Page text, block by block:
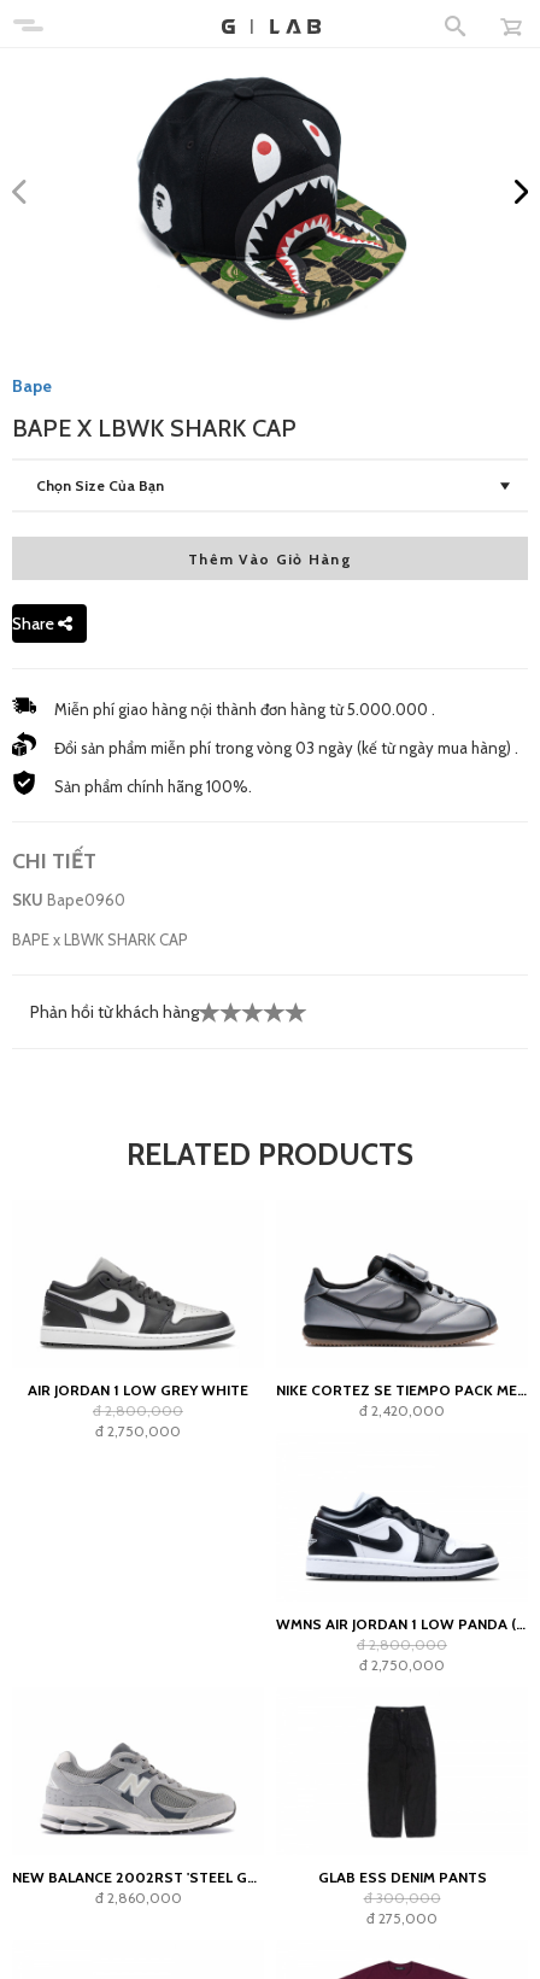
Bape
BAPE X LBWK SHARK CAP
Chọn Size Của Bạn
5,390,000 đ
Free Size - New
Thêm Vào Giỏ Hàng
Share
Miễn phí giao hàng nội thành đơn hàng từ 5.000.000 .
Đổi sản phẩm miễn phí trong vòng 03 ngày (kế từ ngày mua hàng) .
Sản phẩm chính hãng 100%.
CHI TIẾT
SKU Bape0960
BAPE x LBWK SHARK CAP
Phản hồi từ khách hàng
RELATED PRODUCTS
AIR JORDAN 1 LOW GREY WHITE
đ 2,800,000
đ 2,750,000
NIKE CORTEZ SE TIEMPO PACK METALLIC COOL GREY
đ 2,420,000
WMNS AIR JORDAN 1 LOW PANDA (2023)
đ 2,800,000
đ 2,750,000
NEW BALANCE 2002RST 'STEEL GREY'
đ 2,860,000
GLAB ESS DENIM PANTS
đ 300,000
đ 275,000